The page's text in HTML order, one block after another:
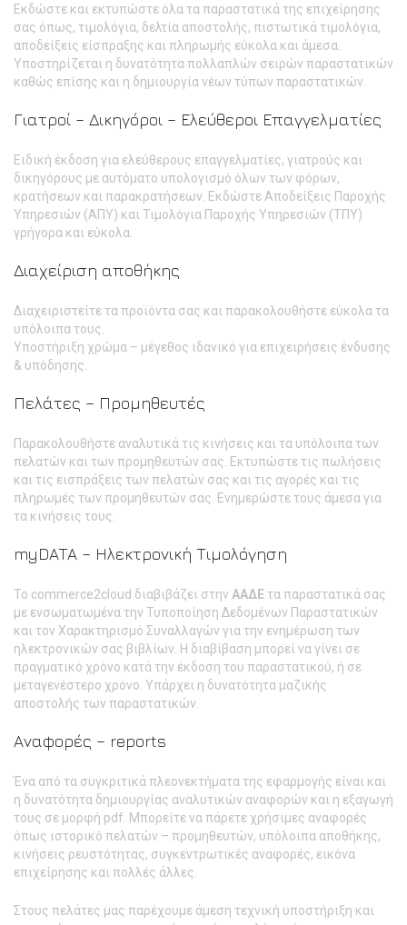
Εκδώστε και εκτυπώστε όλα τα παραστατικά της επιχείρησης
σας όπως, τιμολόγια, δελτία αποστολής, πιστωτικά τιμολόγια,
αποδείξεις είσπραξης και πληρωμής εύκολα και άμεσα.
Υποστηρίζεται η δυνατότητα πολλαπλών σειρών παραστατικών
καθώς επίσης και η δημιουργία νέων τύπων παραστατικών.
Γιατροί – Δικηγόροι – Ελεύθεροι Επαγγελματίες
Ειδική έκδοση για ελεύθερους επαγγελματίες, γιατρούς και
δικηγόρους με αυτόματο υπολογισμό όλων των φόρων,
κρατήσεων και παρακρατήσεων. Εκδώστε Αποδείξεις Παροχής
Υπηρεσιών (ΑΠΥ) και Τιμολόγια Παροχής Υπηρεσιών (ΤΠΥ)
γρήγορα και εύκολα.
Διαχείριση αποθήκης
Διαχειριστείτε τα προϊόντα σας και παρακολουθήστε εύκολα τα
υπόλοιπα τους.
Υποστήριξη χρώμα – μέγεθος ιδανικό για επιχειρήσεις ένδυσης
& υπόδησης.
Πελάτες – Προμηθευτές
Παρακολουθήστε αναλυτικά τις κινήσεις και τα υπόλοιπα των
πελατών και των προμηθευτών σας. Εκτυπώστε τις πωλήσεις
και τις εισπράξεις των πελατών σας και τις αγορές και τις
πληρωμές των προμηθευτών σας. Ενημερώστε τους άμεσα για
τα κινήσεις τους.
myDATA – Ηλεκτρονική Τιμολόγηση
Το commerce2cloud διαβιβάζει στην ΑΑΔΕτα παραστατικά σας
με ενσωματωμένα την Τυποποίηση Δεδομένων Παραστατικών
και τον Χαρακτηρισμό Συναλλαγών για την ενημέρωση των
ηλεκτρονικών σας βιβλίων. Η διαβίβαση μπορεί να γίνει σε
πραγματικό χρόνο κατά την έκδοση του παραστατικού, ή σε
μεταγενέστερο χρόνο. Υπάρχει η δυνατότητα μαζικής
αποστολής των παραστατικών.
Αναφορές – reports
Ένα από τα συγκριτικά πλεονεκτήματα της εφαρμογής είναι και
η δυνατότητα δημιουργίας αναλυτικών αναφορών και η εξαγωγή
τους σε μορφή pdf. Μπορείτε να πάρετε χρήσιμες αναφορές
όπως ιστορικό πελατών – προμηθευτών, υπόλοιπα αποθήκης,
κινήσεις ρευστότητας, συγκεντρωτικές αναφορές, εικόνα
επιχείρησης και πολλές άλλες.
Στους πελάτες μας παρέχουμε άμεση τεχνική υποστήριξη και